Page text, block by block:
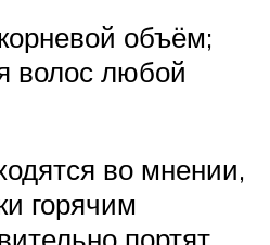
объём;
волос любой
во мнении,
горячим